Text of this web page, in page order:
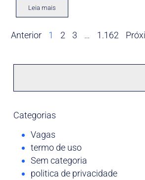
Leia mais
Anterior 1 2 3 … 1.162
Categorias
Vagas
termo de uso
Sem categoria
politica de privacidade